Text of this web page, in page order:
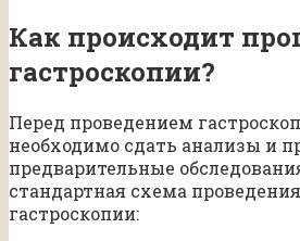
Как происходит
гастроскопии?
Перед проведением
необходимо сдать анализы и
предварительные
стандартная схема
гастроскопии: